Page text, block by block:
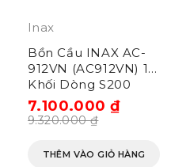
Inax
Bồn Cầu INAX AC-
912VN (AC912VN) 1
Khối Dòng S200
9.320.000₫
7.100.000₫
THÊM VÀO GIỎ HÀNG